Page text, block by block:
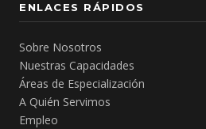
ENLACES RÁPIDOS
Sobre Nosotros
Nuestras Capacidades
Áreas de Especialización
A Quién Servimos
Empleo